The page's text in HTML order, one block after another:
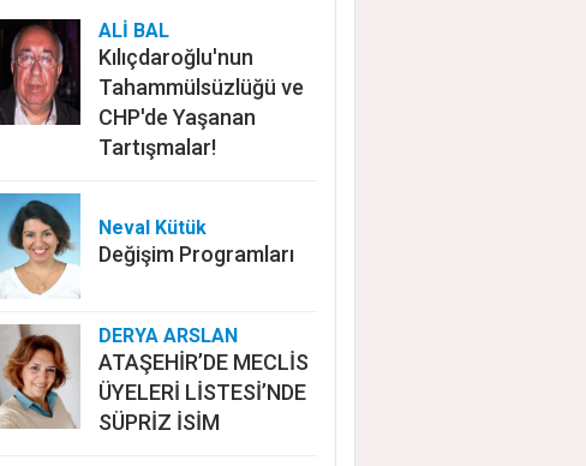
ALİ BAL
Kılıçdaroğlu'nun
Tahammülsüzlüğü ve
CHP'de Yaşanan
Tartışmalar!
Neval Kütük
Değişim Programları
DERYA ARSLAN
ATAŞEHİR’DE MECLİS
ÜYELERİ LİSTESİ’NDE
SÜPRİZ İSİM